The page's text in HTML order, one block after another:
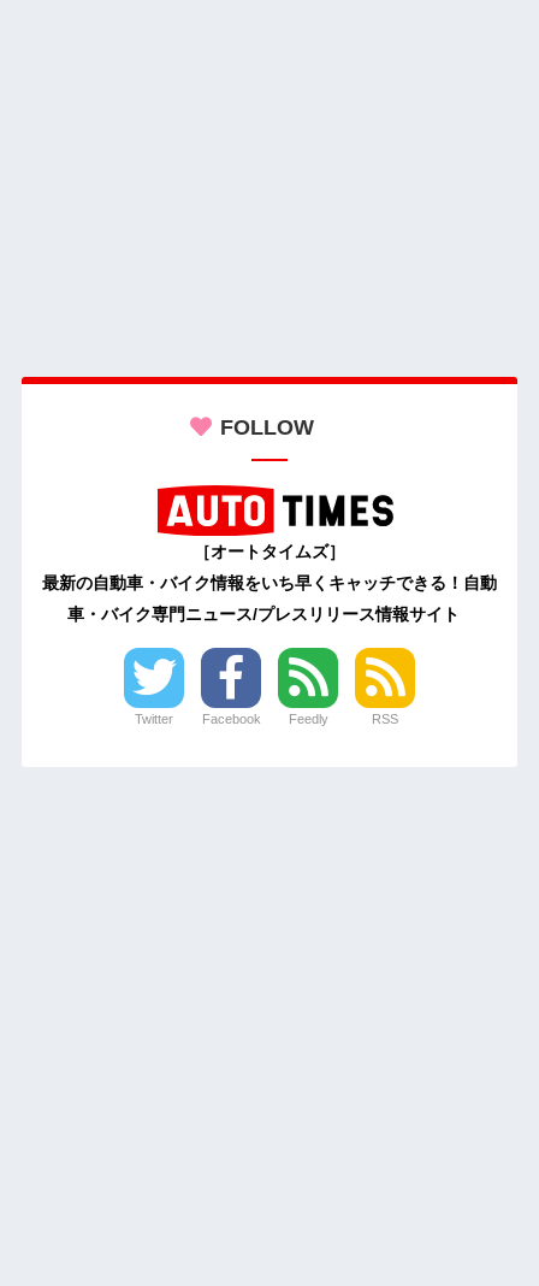
FOLLOW
［オートタイムズ］
最新の自動車・バイク情報をいち早くキャッチできる！自動
車・バイク専門ニュース/プレスリリース情報サイト
Twitter Facebook Feedly RSS